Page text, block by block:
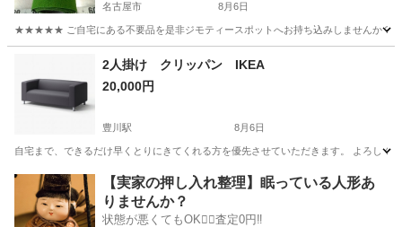
名古屋市 8月6日
★★★★★ ご自宅にある不要品を是非ジモティースポットへお持ち込みしませんか？
カーペット/マット/ラグ
2人掛け クリッパン IKEA
20,000円
豊川駅 8月6日
自宅まで、できるだけ早くとりにきてくれる方を優先させていただきます。 よろし
愛知 豊川市 豊川駅 ソファ
【実家の押し入れ整理】眠っている人形あ
りませんか？
状態が悪くてもOK🙆‍♀️査定0円‼️